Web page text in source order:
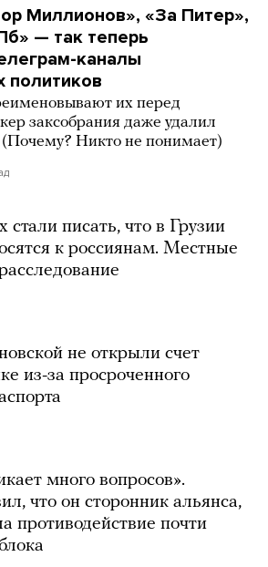
Миллионов», «За Питер»,
— так теперь
каналы
политиков
их перед
заксобрания даже удалил
Никто не понимает)
стали писать, что в Грузии
к россиянам. Местные
не открыли счет
из-за просроченного
много вопросов».
что он сторонник альянса,
противодействие почти